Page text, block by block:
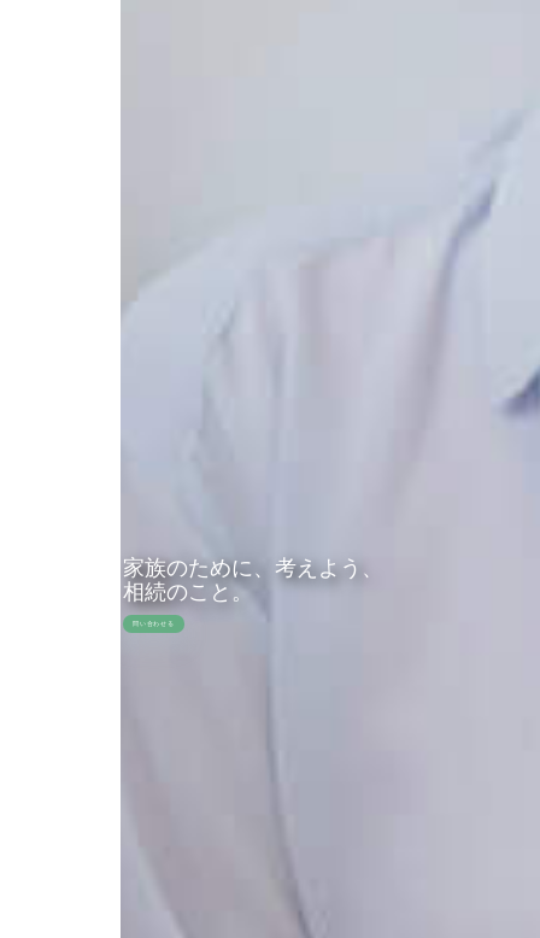
家族のために、考えよう、
相続のこと。
問い合わせる